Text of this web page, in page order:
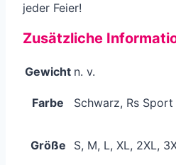
jeder Feier!
Zusätzliche
Gewicht n. v.
Farbe Schwarz, Rs
Größe S, M, L, XL, 2XL,